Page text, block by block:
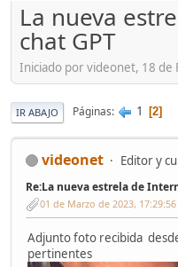
La nueva
chat GPT
Iniciado por videonet, 18
IR ABAJO Páginas 1 2
videonet Editor y
Re:La nueva estrela de
01 de Marzo de 2023, 17:29:56
Adjunto foto recibida
pertinentes